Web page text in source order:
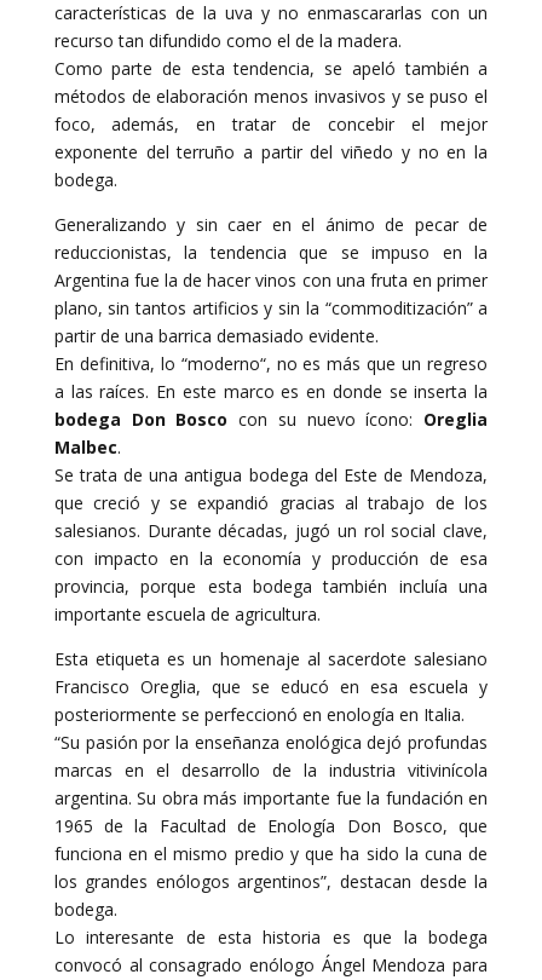
características de la uva y no enmascararlas con un
recurso tan difundido como el de la madera.
Como parte de esta tendencia, se apeló también a
métodos de elaboración menos invasivos y se puso el
foco, además, en tratar de concebir el mejor
exponente del terruño a partir del viñedo y no en la
bodega.
Generalizando y sin caer en el ánimo de pecar de
reduccionistas, la tendencia que se impuso en la
Argentina fue la de hacer vinos con una fruta en primer
plano, sin tantos artificios y sin la “commoditización” a
partir de una barrica demasiado evidente.
En definitiva, lo “moderno“, no es más que un regreso
a las raíces. En este marco es en donde se inserta la
bodega Don Bosco con su nuevo ícono: Oreglia
Malbec.
Se trata de una antigua bodega del Este de Mendoza,
que creció y se expandió gracias al trabajo de los
salesianos. Durante décadas, jugó un rol social clave,
con impacto en la economía y producción de esa
provincia, porque esta bodega también incluía una
importante escuela de agricultura.
Esta etiqueta es un homenaje al sacerdote salesiano
Francisco Oreglia, que se educó en esa escuela y
posteriormente se perfeccionó en enología en Italia.
“Su pasión por la enseñanza enológica dejó profundas
marcas en el desarrollo de la industria vitivinícola
argentina. Su obra más importante fue la fundación en
1965 de la Facultad de Enología Don Bosco, que
funciona en el mismo predio y que ha sido la cuna de
los grandes enólogos argentinos”, destacan desde la
bodega.
Lo interesante de esta historia es que la bodega
convocó al consagrado enólogo Ángel Mendoza para